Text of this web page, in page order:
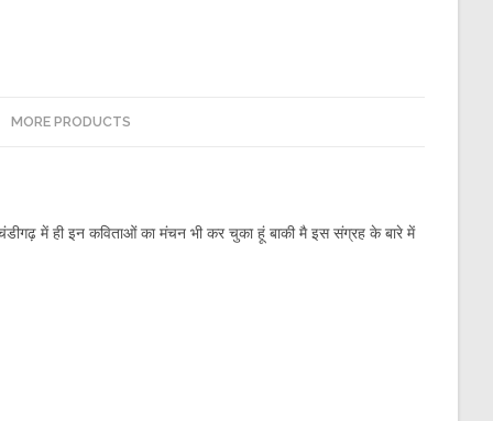
MORE PRODUCTS
में ही इन कविताओं का मंचन भी कर चुका हूं बाकी मै इस संग्रह के बारे में